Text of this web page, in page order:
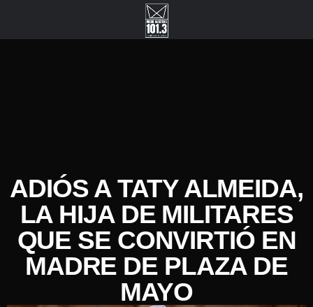
ADIÓS A TATY ALMEIDA,
LA HIJA DE MILITARES
QUE SE CONVIRTIÓ EN
MADRE DE PLAZA DE
MAYO